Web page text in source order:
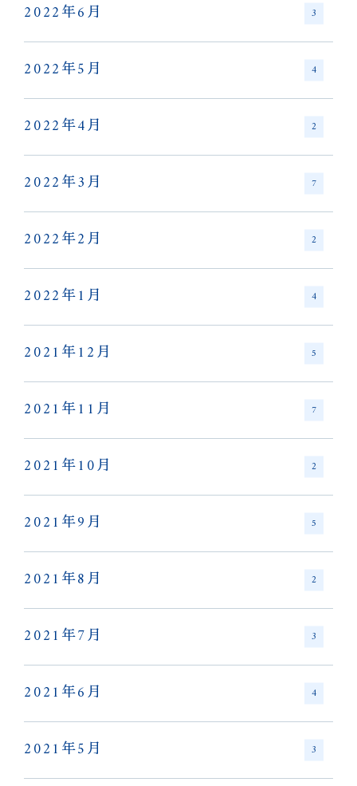
2022年6月 3
2022年5月 4
2022年4月 2
2022年3月 7
2022年2月 2
2022年1月 4
2021年12月 5
2021年11月 7
2021年10月 2
2021年9月 5
2021年8月 2
2021年7月 3
2021年6月 4
2021年5月 3